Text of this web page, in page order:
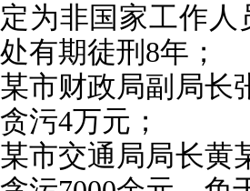
定为非国家工作人
处有期徒刑8年；
某市财政局副局长
贪污4万元；
某市交通局局长黄